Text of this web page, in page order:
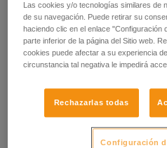
ASAP
Las cookies y/o tecnologías similares de
de su navegación. Puede retirar su
haciendo clic en el enlace "Configuración
parte inferior de la página del Sitio web.
cookies puede afectar a su experiencia
circunstancia tal negativa le impedirá
Rechazarlas todas
Configuración